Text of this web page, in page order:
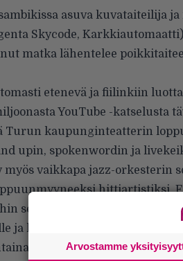
asuva kuvataiteilija
Skycode,
matka lähentelee
etenevä ja fiilinkiin
YouTube -katselusta
Turun kaupunginteatterin
upin, spokenwordin ja
vaikkapa jazz-orkesterin
hittiartistiksi,
sekä käytännössä kaikkien
ja lähetyksiin.
Loiriplukari julkaisee
Arvostamme